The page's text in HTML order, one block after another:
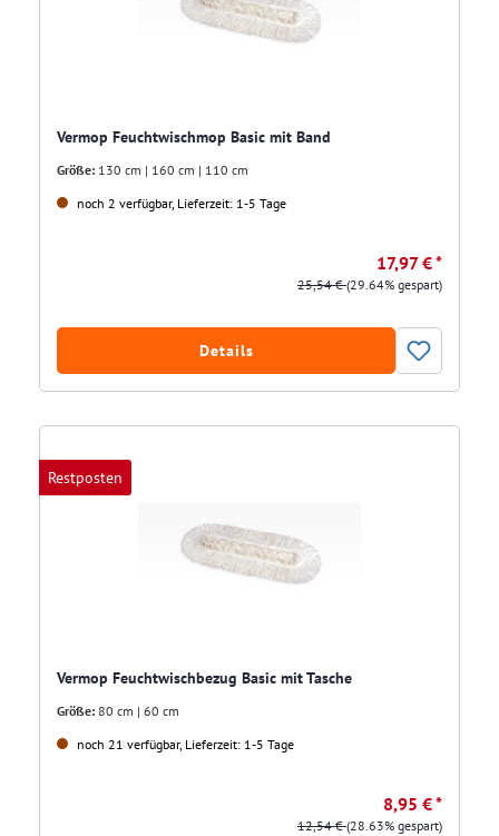
Vermop Feuchtwischmop Basic mit Band
Größe: 130 cm | 160 cm | 110 cm
noch 2 verfügbar, Lieferzeit: 1-5 Tage
17,97 € *
25,54 €(29.64% gespart)
Details
Restposten
Vermop Feuchtwischbezug Basic mit Tasche
Größe: 80 cm | 60 cm
noch 21 verfügbar, Lieferzeit: 1-5 Tage
8,95 € *
12,54 €(28.63% gespart)